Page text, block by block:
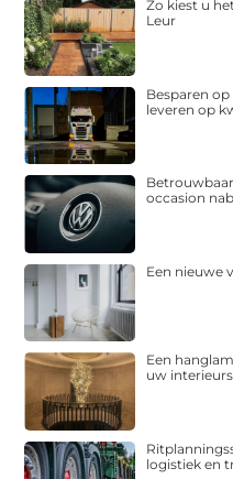
Zo kiest u
Leur
Besparen
leveren op
occasion
Een nieuwe
Een
uw
logistiek en